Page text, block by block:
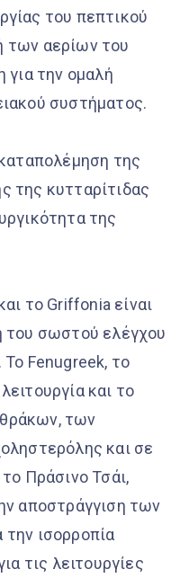
του πεπτικού
των αερίων του
για την ομαλή
συστήματος.
της
της κυτταρίτιδας
της
το Griffonia είναι
του σωστού ελέγχου
Το Fenugreek, το
και το
των
και σε
Πράσινο Τσάι,
αποστράγγιση των
ισορροπία
τις λειτουργίες